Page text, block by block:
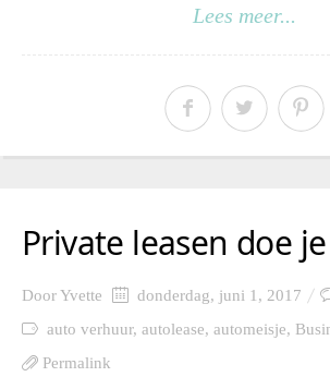
Lees meer...
Private leasen doe
DoorYvette donderdag, juni 1, 2017
auto verhuur, autolease, automeisje,
Permalink